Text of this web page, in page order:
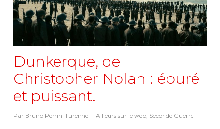
Dunkerque, de
Christopher Nolan : épuré
et puissant.
Par Bruno Perrin-Turenne Ailleurs sur le web, Seconde Guerre